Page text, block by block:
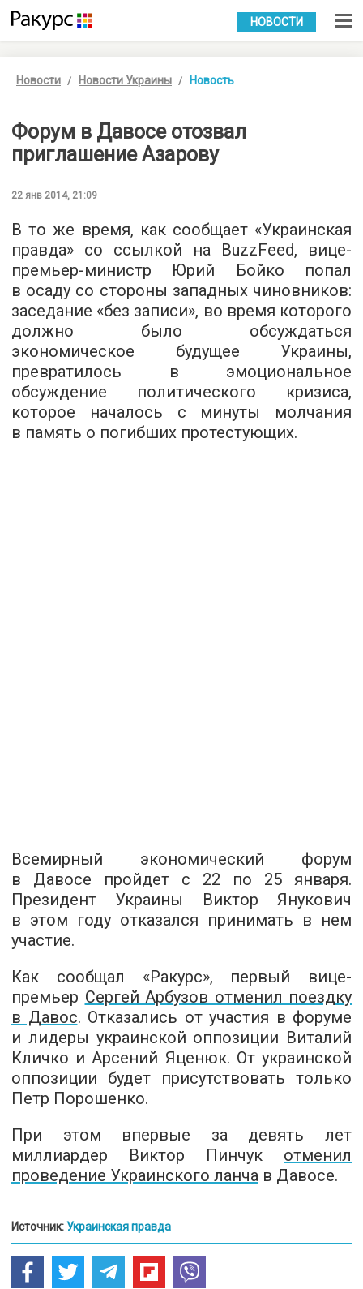
УКР РУС
НОВОСТИ
Новости Новости Украины Новость
Форум в Давосе отозвал
приглашение Азарову
22 янв 2014, 21:09
В то же время, как сообщает «Украинская
правда» со ссылкой на BuzzFeed, вице-
премьер-министр Юрий Бoйко попал
в осаду со стороны западных чиновников:
заседание «без записи», во время которого
должно было обсуждаться
экономическое будущее Украины,
превратилось в эмоциональное
обсуждение политического кризиса,
которое началось с минуты молчания
в память о погибших протестующих.
Всемирный экономический форум
в Давосе пройдет с 22 по 25 января.
Президент Украины Виктор Янукович
в этом году отказался принимать в нем
участие.
Как сообщал «Ракурс», первый вице-
премьер Сергей Арбузов отменил поездку
в Давос. Отказались от участия в форуме
и лидеры украинской оппозиции Виталий
Кличко и Арсений Яценюк. От украинской
оппозиции будет присутствовать только
Петр Порошенко.
При этом впервые за девять лет
миллиардер Виктор Пинчук отменил
проведение Украинского ланча в Давосе.
Источник: Украинская правда